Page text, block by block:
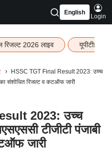
English
Login
रिजल्ट 2026 लाइव यूपीटीईटी
HSSC TGT Final Result 2023: उच्च
संशोधित रिजल्ट व कटऑफ जारी
2023: उच्च
टीजीटी पंजाबी
जारी